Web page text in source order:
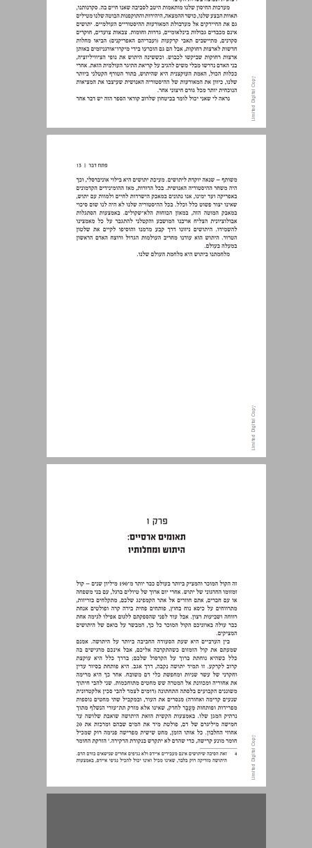
פרק 1 תאומים ארסיים: היתוש ומחלותיו ... 14